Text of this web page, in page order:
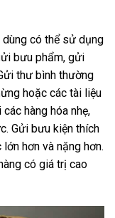
có thể sử dụng
bưu phẩm, gửi
thư bình thường
hoặc các tài liệu
hàng hóa nhẹ,
Gửi bưu kiện thích
hơn và nặng hơn.
có giá trị cao